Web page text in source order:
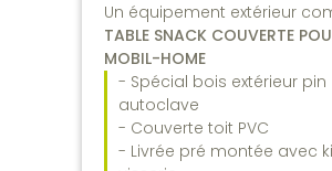
Un équipement extérieur
TABLE SNACK COUVERTE
MOBIL-HOME
- Spécial bois extérieur pin
autoclave
- Couverte toit PVC
- Livrée pré montée avec